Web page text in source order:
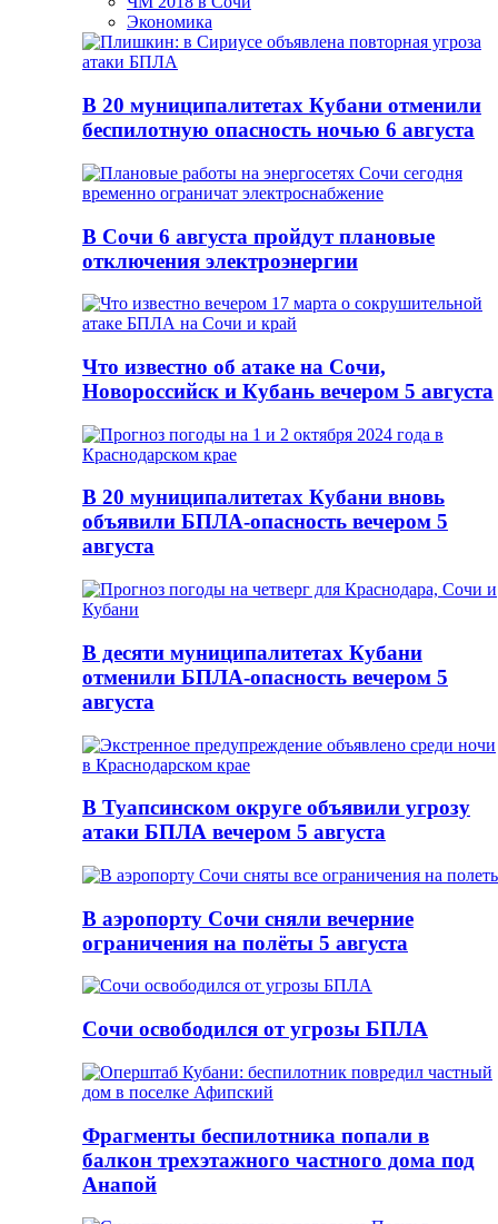
Экономика
В 20 муниципалитетах Кубани отменили
беспилотную опасность ночью 6 августа
В Сочи 6 августа пройдут плановые
отключения электроэнергии
Что известно об атаке на Сочи,
Новороссийск и Кубань вечером 5 августа
В 20 муниципалитетах Кубани вновь
объявили БПЛА-опасность вечером 5
августа
В десяти муниципалитетах Кубани
отменили БПЛА-опасность вечером 5
августа
В Туапсинском округе объявили угрозу
атаки БПЛА вечером 5 августа
В аэропорту Сочи сняли вечерние
ограничения на полёты 5 августа
Сочи освободился от угрозы БПЛА
Фрагменты беспилотника попали в
балкон трехэтажного частного дома под
Анапой